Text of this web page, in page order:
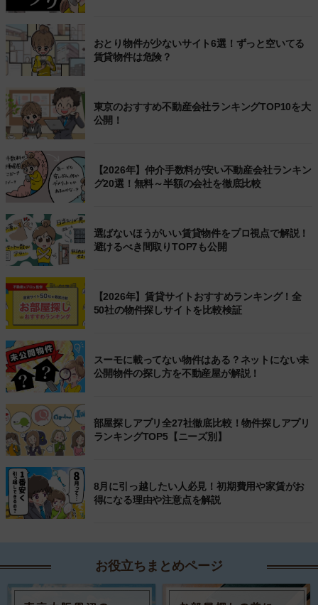
おとり物件が少ないサイト6選！ずっと空いてる
賃貸物件は危険？
東京のおすすめ不動産会社ランキングTOP10を大
公開！
【2026年】仲介手数料が安い不動産会社ランキン
グ20選！無料～半額の会社を徹底比較
選ばないほうがいい賃貸物件をプロ視点で解説！
避けるべき間取りTOP7も公開
【2026年】賃貸サイトおすすめランキング！全
50社の物件探しサイトを比較検証
スーモに載ってない物件はある？ネットにない未
公開物件の探し方を不動産屋が解説！
部屋探しアプリ全27社徹底比較！物件探しアプリ
ランキングTOP5【ニーズ別】
8月に引っ越したい人必見！初期費用や家賃がお
得になる理由や注意点を解説
お役立ちまとめページ